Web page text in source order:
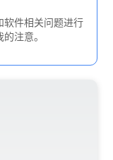
软件相关问题进行
注意。